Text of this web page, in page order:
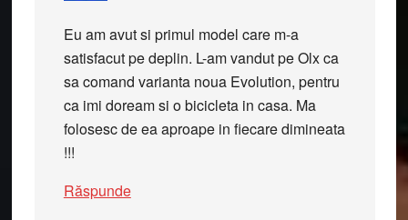
Eu am avut si primul model care m-a
satisfacut pe deplin. L-am vandut pe Olx ca
sa comand varianta noua Evolution, pentru
ca imi doream si o bicicleta in casa. Ma
folosesc de ea aproape in fiecare dimineata
!!!
Răspunde